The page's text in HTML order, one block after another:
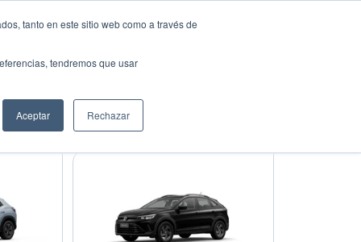
tanto en este sitio web como a través de
tendremos que usar
Aceptar Rechazar
Ordenar por: